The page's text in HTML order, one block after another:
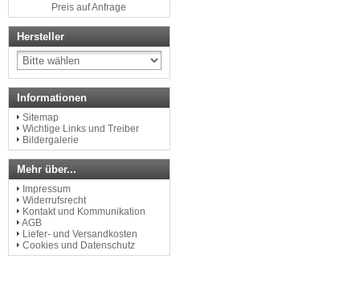
Preis auf Anfrage
Hersteller
Informationen
Sitemap
Wichtige Links und Treiber
Bildergalerie
Mehr über...
Impressum
Widerrufsrecht
Kontakt und Kommunikation
AGB
Liefer- und Versandkosten
Cookies und Datenschutz